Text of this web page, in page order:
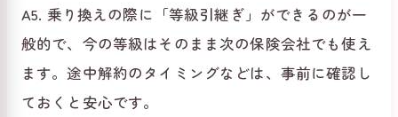
A5. 乗り換えの際に「等級引継ぎ」ができるのが一
般的で、今の等級はそのまま次の保険会社でも使え
ます。途中解約のタイミングなどは、事前に確認し
ておくと安心です。